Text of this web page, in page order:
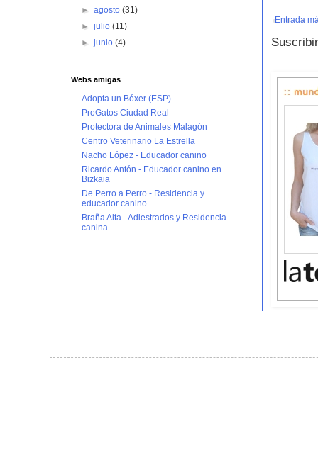
Entrada
►agosto(31)
►julio(11)
►junio(4)
Webs amigas
Adopta un Bóxer (ESP)
ProGatos Ciudad Real
Protectora de Animales Malagón
Centro Veterinario La Estrella
Nacho López - Educador canino
Ricardo Antón - Educador canino en
Bizkaia
De Perro a Perro - Residencia y
educador canino
Braña Alta - Adiestrados y Residencia
canina